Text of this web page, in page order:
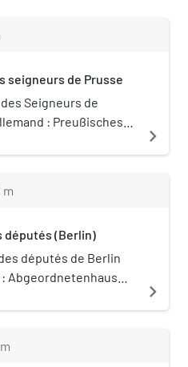
seigneurs de Prusse
Seigneurs de
: Preußisches
qui accueillit la
à 1933. Depuis 1999,
à la suite de la
il abrite le Bundesrat
»), la chambre
Haus, ancien
le ministère
navigate_next
m
députés (Berlin)
députés de Berlin
Abgeordnetenhaus
de Berlin.
navigate_next
m